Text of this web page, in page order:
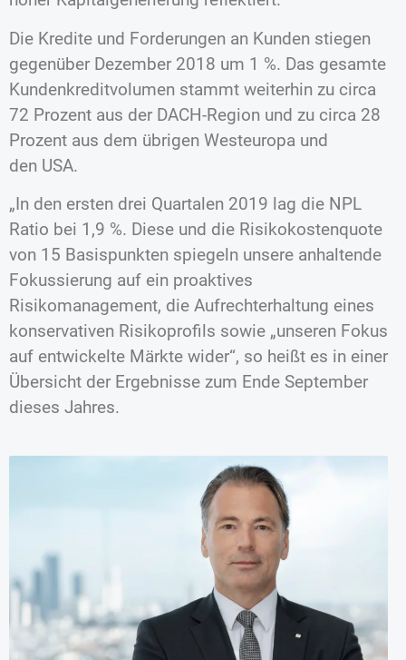
Die Kredite und Forderungen an Kunden stiegen
gegenüber Dezember 2018 um 1 %. Das gesamte
Kundenkreditvolumen stammt weiterhin zu circa
72 Prozent aus der DACH-Region und zu circa 28
Prozent aus dem übrigen Westeuropa und
den USA.
„In den ersten drei Quartalen 2019 lag die NPL
Ratio bei 1,9 %. Diese und die Risikokostenquote
von 15 Basispunkten spiegeln unsere anhaltende
Fokussierung auf ein proaktives
Risikomanagement, die Aufrechterhaltung eines
konservativen Risikoprofils sowie „unseren Fokus
auf entwickelte Märkte wider“, so heißt es in einer
Übersicht der Ergebnisse zum Ende September
dieses Jahres.